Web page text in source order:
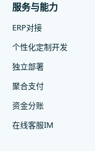
服务与能力
ERP对接
个性化定制开发
独立部署
聚合支付
资金分账
在线客服IM